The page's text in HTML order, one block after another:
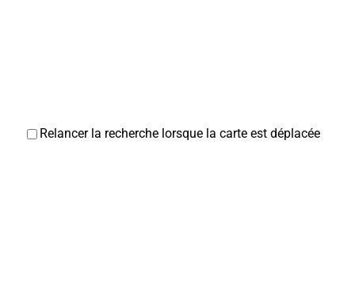
Relancer la recherche lorsque la carte est déplacée